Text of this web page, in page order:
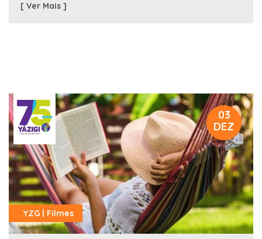
[ Ver Mais ]
03
DEZ
YZG | Filmes